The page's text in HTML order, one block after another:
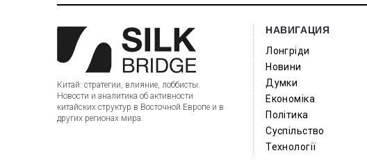
Китай: стратегии, влияние, лоббисты.
Новости и аналитика об активности
китайских структур в Восточной Европе и в
других регионах мира.
НАВИГАЦИЯ
Лонгріди
Новини
Думки
Економіка
Політика
Суспільство
Технології